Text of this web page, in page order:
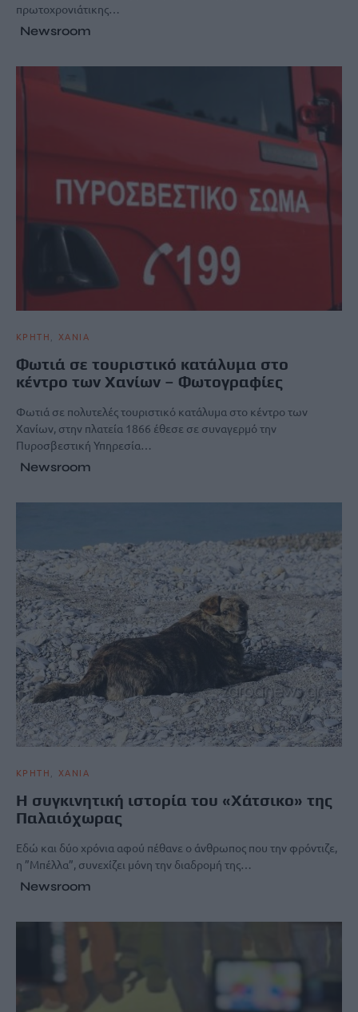
πρωτοχρονιάτικης…
Newsroom
ΚΡΗΤΗ ΧΑΝΙΑ
Φωτιά σε τουριστικό κατάλυμα στο
κέντρο των Χανίων – Φωτογραφίες
Φωτιά σε πολυτελές τουριστικό κατάλυμα στο κέντρο των
Χανίων, στην πλατεία 1866 έθεσε σε συναγερμό την
Πυροσβεστική Υπηρεσία…
Newsroom
ΚΡΗΤΗ ΧΑΝΙΑ
Η συγκινητική ιστορία του «Χάτσικο» της
Παλαιόχωρας
Εδώ και δύο χρόνια αφού πέθανε ο άνθρωπος που την φρόντιζε,
η ”Μπέλλα”, συνεχίζει μόνη την διαδρομή της…
Newsroom